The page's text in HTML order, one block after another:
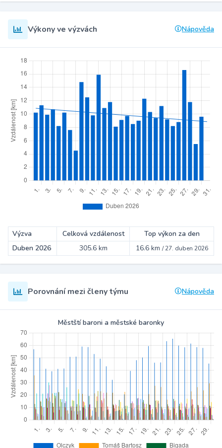
Výkony ve výzvách Nápověda
Výzva Celková vzdálenost
Top výkon za den
Duben 2026
305.6 km 16.6 km /27. duben 2026
Porovnání mezi členy týmu Nápověda
Městští baroni a městské baronky